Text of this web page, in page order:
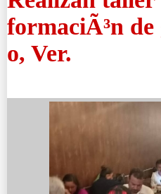
formaciÃ³n
o, Ver.